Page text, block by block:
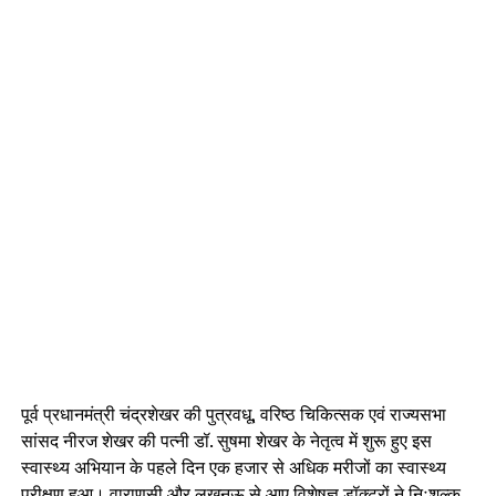
पूर्व प्रधानमंत्री चंद्रशेखर की पुत्रवधू, वरिष्ठ चिकित्सक एवं राज्यसभा
सांसद नीरज शेखर की पत्नी डॉ. सुषमा शेखर के नेतृत्व में शुरू हुए इस
स्वास्थ्य अभियान के पहले दिन एक हजार से अधिक मरीजों का स्वास्थ्य